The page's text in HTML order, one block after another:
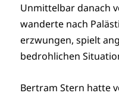
Unmittelbar danach
wanderte nach
erzwungen, spielt
bedrohlichen
Bertram Stern hatte